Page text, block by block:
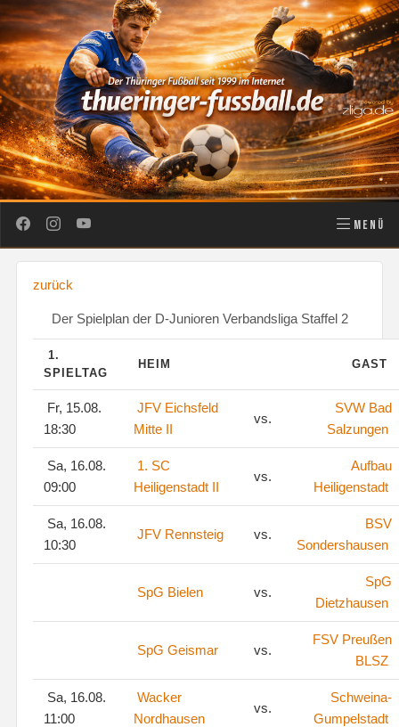
MENÜ
zurück
Der Spielplan der D-Junioren Verbandsliga Staffel 2
1.
SPIELTAG
HEIM GAST
Fr, 15.08.
18:30
JFV Eichsfeld
Mitte II
vs.
SVW Bad
Salzungen
Sa, 16.08.
09:00
1. SC
Heiligenstadt II
vs.
Aufbau
Heiligenstadt
Sa, 16.08.
10:30
JFV Rennsteig vs.
BSV
Sondershausen
SpG Bielen vs.
SpG
Dietzhausen
SpG Geismar vs.
FSV Preußen
BLSZ
Sa, 16.08.
11:00
Wacker
Nordhausen
vs.
Schweina-
Gumpelstadt